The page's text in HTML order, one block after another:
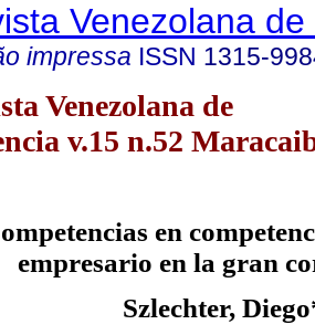
Venezolana
impressa ISSN 1315-
Venezolana de
v.15 n.52
en
empresario en la gran
Szlechter,